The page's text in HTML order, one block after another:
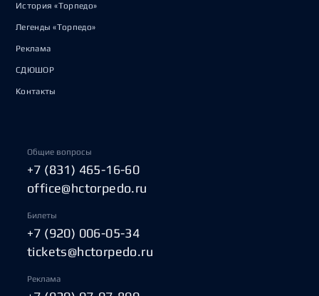
История «Торпедо»
Легенды «Торпедо»
Реклама
СДЮШОР
Контакты
Общие вопросы
+7 (831) 465-16-60
office@hctorpedo.ru
Билеты
+7 (920) 006-05-34
tickets@hctorpedo.ru
Реклама